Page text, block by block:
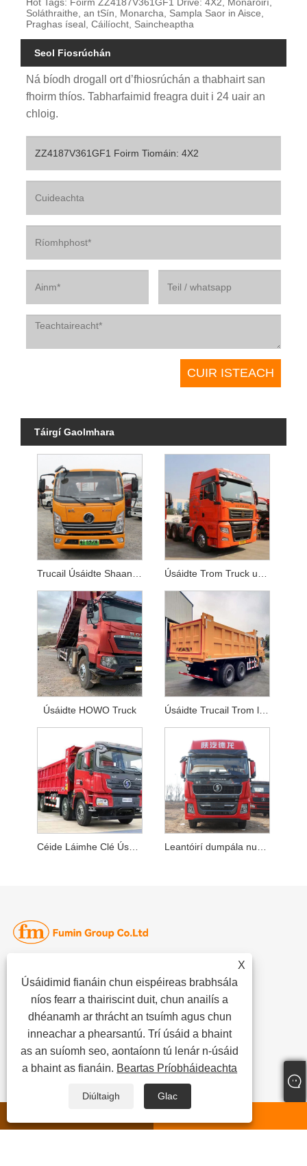
Hot Tags: Foirm ZZ4187V361GF1 Drive: 4X2, Monaróirí,
Soláthraithe, an tSín, Monarcha, Sampla Saor in Aisce,
Praghas íseal, Cáilíocht, Saincheaptha
Seol Fiosrúchán
Ná bíodh drogall ort d’fhiosrúchán a thabhairt san
fhoirm thíos. Tabharfaimid freagra duit i 24 uair an
chloig.
Táirgí Gaolmhara
Trucail Úsáidte Shaanxi Auto Delong Úsáidte Trom Truck umar umar
Úsáidte HOWO Truck Úsáidte Trucail Trom le haghaidh Iompar
Céide Láimhe Clé Úsáidte Truck
X
Úsáidimid fianáin chun eispéireas brabhsála
níos fearr a thairiscint duit, chun anailís a
dhéanamh ar thrácht an tsuímh agus chun
inneachar a phearsantú. Trí úsáid a bhaint
as an suíomh seo, aontaíonn tú lenár n-úsáid
a bhaint as fianáin. Beartas Príobháideachta
Diúltaigh Glac
Seoladh: Crios Forbartha Eacnamaíochta Liangshan
Teil:+86-13562720322
Fón:+86-13562720322
Ríomhphost:admin@fhtrailer.com
Nascleanúint Thapa Naisc
Links
Sitemap